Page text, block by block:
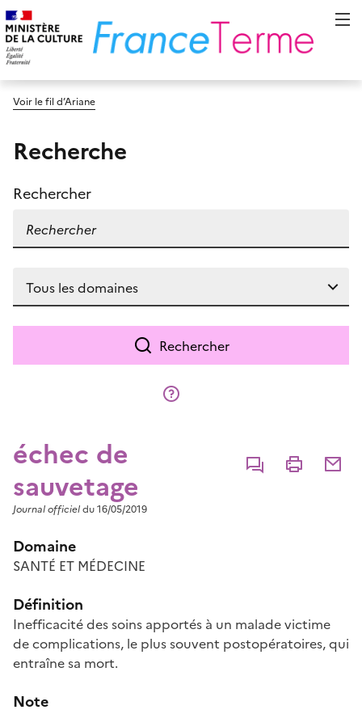
Voir le fil d’Ariane
Recherche
Rechercher
Rechercher
échec de
sauvetage
CommenterImprimer
Journal officieldu 16/05/2019
Domaine
SANTÉ ET MÉDECINE
Définition
Inefficacité des soins apportés à un malade victime
de complications, le plus souvent postopératoires, qui
entraîne sa mort.
Note